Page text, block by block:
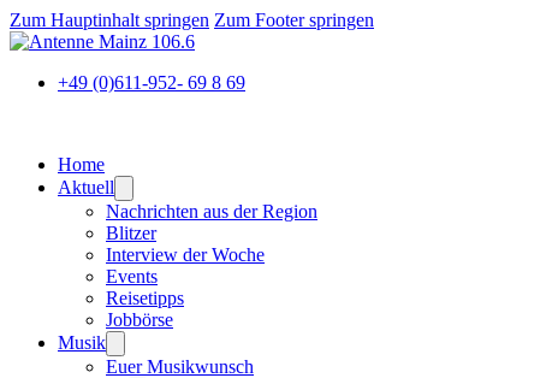
Zum Hauptinhalt springen Zum Footer springen
+49 (0)611-952- 69 8 69
Home
Aktuell
Nachrichten aus der Region
Blitzer
Interview der Woche
Events
Reisetipps
Jobbörse
Musik
Euer Musikwunsch